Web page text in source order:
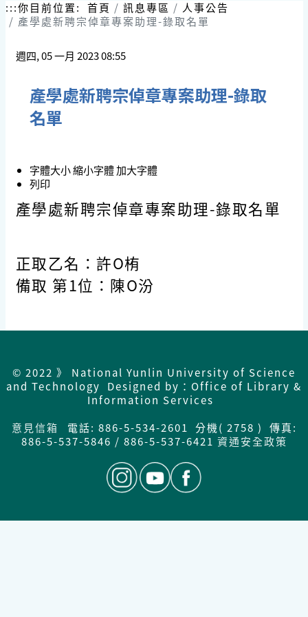
跳:::你目前位置: 首頁 訊息專區
人事公告
產學處新聘宗倬章專案助理-錄取名單
週四, 05 一月 2023 08:55
產學處新聘宗倬章專案助理-錄取
名單
字體大小縮小字體加大字體
列印
產學處新聘宗倬章專案助理-錄取名單
正取乙名：許O栯
備取 第1位：陳O汾
© 2022 》 National Yunlin University of Science
and Technology Designed by：Office of Library &
Information Services
意見信箱
電話: 886-5-534-2601 分機( 2758 ) 傳真:
886-5-537-5846 / 886-5-537-6421 資通安全政策